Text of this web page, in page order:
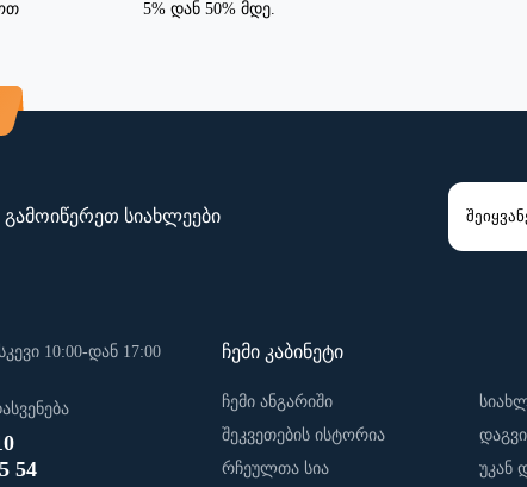
5% დან 50% მდე.
გამოიწერეთ სიახლეები
10:00-დან 17:00
54
ჩემი კაბინეტი
ჩემი ანგარიში
შეკვეთების ისტორია
რჩეულთა სია
უკან